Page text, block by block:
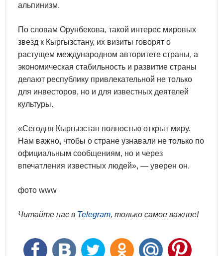
альпинизм.
По словам Орунбекова, такой интерес мировых
звезд к Кыргызстану, их визиты говорят о
растущем международном авторитете страны, а
экономическая стабильность и развитие страны
делают республику привлекательной не только
для инвесторов, но и для известных деятелей
культуры.
«Сегодня Кыргызстан полностью открыт миру.
Нам важно, чтобы о стране узнавали не только по
официальным сообщениям, но и через
впечатления известных людей», — уверен он.
фото www
Читайте нас в Telegram, только самое важное!